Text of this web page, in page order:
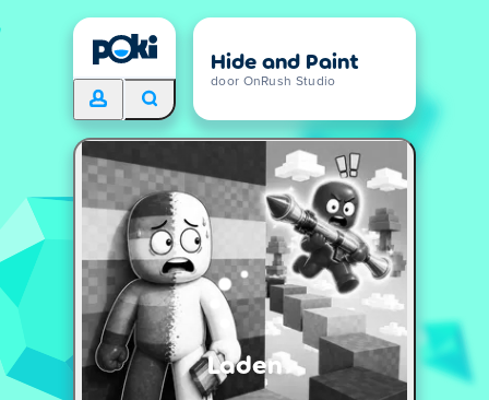
Hide and Paint
door OnRush Studio
Laden